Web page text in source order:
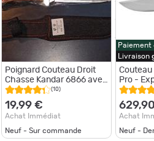
Poignard Couteau Droit
Chasse Kandar 6866 avec
Etui
(10)
19,99 €
Achat Immédiat
Neuf - Sur commande
Livraison
Couteau
Pro -
Coffret
Achat
Neuf -